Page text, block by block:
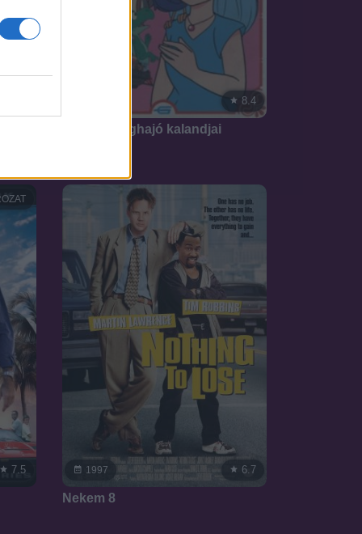
8.4
A Bosco léghajó kalandjai
7.5 1997 6.7
Nekem 8